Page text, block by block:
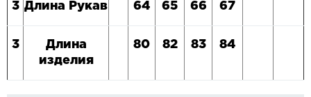
3 Длина Рукав 64 65 66 67
3
Длина
изделия
80 82 83 84